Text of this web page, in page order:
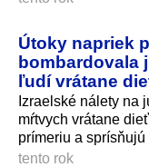
Útoky napriek
bombardovala
ľudí vrátane
Izraelské nálety na
mŕtvych vrátane
prímeriu a
tento rok